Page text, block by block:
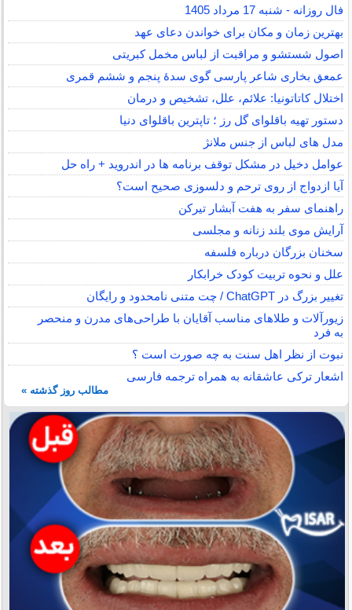
فال روزانه - شنبه 17 مرداد 1405
بهترین زمان و مکان برای خواندن دعای عهد
اصول شستشو و مراقبت از لباس مخمل کبریتی
عمعق بخاری شاعر پارسی گوی سدهٔ پنجم و ششم قمری
اختلال کاتاتونیا: علائم، علل، تشخیص و درمان
دستور تهیه باقلوای گل رز ؛ تاپترین باقلوای دنیا
مدل های لباس از جنس ملانژ
عوامل دخیل در مشکل توقف برنامه ها در اندروید + راه حل
آیا ازدواج از روی ترحم و دلسوزی صحیح است؟
راهنمای سفر به هفت آبشار تیرکن
آرایش موی بلند زنانه و مجلسی
سخنان بزرگان درباره فلسفه
علل و نحوه تربیت کودک خرابکار
تغییر بزرگ در ChatGPT / چت متنی نامحدود و رایگان
زیورآلات و طلاهای مناسب آقایان با طراحی‌های مدرن و منحصر
به فرد
نبوت از نظر اهل سنت به چه صورت است ؟
اشعار ترکی عاشقانه به همراه ترجمه فارسی
مطالب روز گذشته »